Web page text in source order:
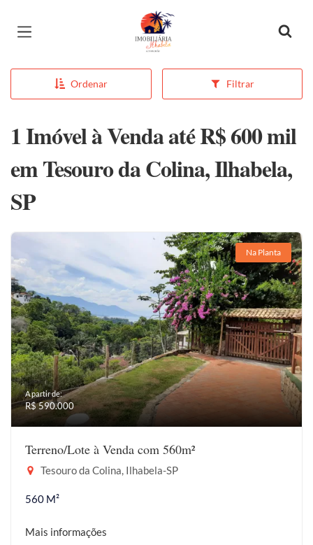
Página inicial
Ordenar Filtrar
1 Imóvel à Venda até R$ 600 mil
em Tesouro da Colina, Ilhabela,
SP
Na Planta
A partir de:
R$ 590.000
Terreno/Lote à Venda com 560m²
Tesouro da Colina, Ilhabela-SP
560 M²
Mais informações